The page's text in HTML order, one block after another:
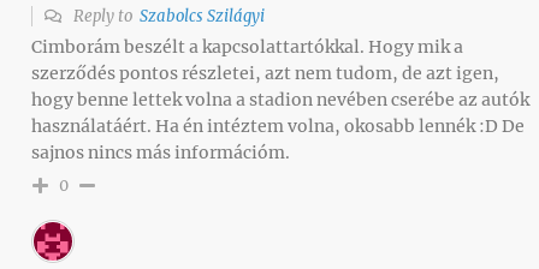
Reply to Szabolcs Szilágyi
Cimborám beszélt a kapcsolattartókkal. Hogy mik a
szerződés pontos részletei, azt nem tudom, de azt igen,
hogy benne lettek volna a stadion nevében cserébe az autók
használatáért. Ha én intéztem volna, okosabb lennék :D De
sajnos nincs más információm.
0